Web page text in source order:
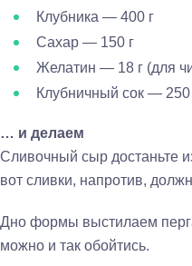
Клубника — 400 г
Сахар — 150 г
Желатин — 18 г (для
Клубничный сок — 250
… и делаем
Сливочный сыр достаньте
вот сливки, напротив,
Дно формы выстилаем
можно и так обойтись.